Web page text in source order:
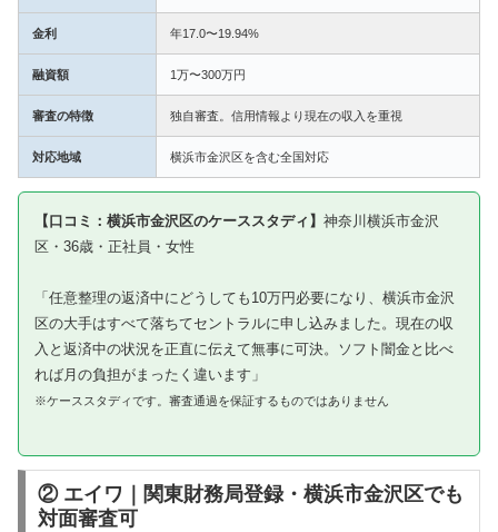
金利 年17.0〜19.94%
融資額 1万〜300万円
審査の特徴 独自審査。信用情報より現在の収入を重視
対応地域 横浜市金沢区を含む全国対応
【口コミ：横浜市金沢区のケーススタディ】 神奈川横浜市金沢
区・36歳・正社員・女性
「任意整理の返済中にどうしても10万円必要になり、横浜市金沢
区の大手はすべて落ちてセントラルに申し込みました。現在の収
入と返済中の状況を正直に伝えて無事に可決。ソフト闇金と比べ
れば月の負担がまったく違います」
※ケーススタディです。審査通過を保証するものではありません
② エイワ｜関東財務局登録・横浜市金沢区でも
対面審査可